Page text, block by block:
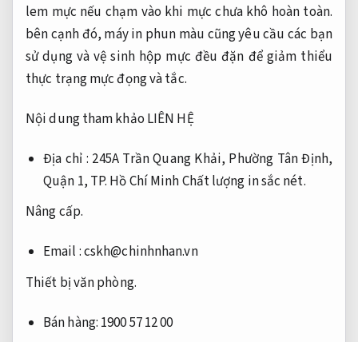
lem mực nếu chạm vào khi mực chưa khô hoàn toàn.
bên cạnh đó, máy in phun màu cũng yêu cầu các bạn
sử dụng và vệ sinh hộp mực đều đặn để giảm thiểu
thực trạng mực đọng và tắc.
Nội dung tham khảo LIÊN HỆ
Địa chỉ : 245A Trần Quang Khải, Phường Tân Định,
Quận 1, TP. Hồ Chí MinhChất lượng in sắc nét.
Nâng cấp.
Email :cskh@chinhnhan.vn
Thiết bị văn phòng.
Bán hàng: 1900 57 12 00